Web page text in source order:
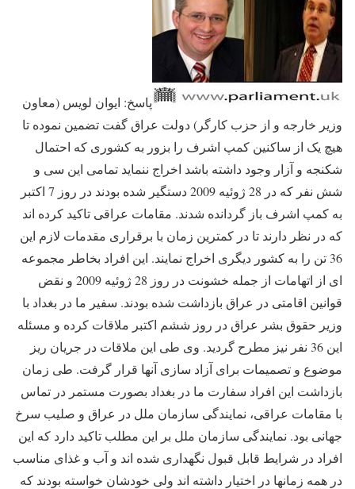
پاسخ: ایوان لویس (معاون
وزیر خارجه و از حزب کارگر) دولت عراق گفت تضمین نموده تا
هیچ یک از ساکنین کمپ اشرف را بزور به کشوری که احتمال
شکنجه و آزار وجود داشته باشد اخراج ننماید تمامی این سی و
شش نفر که در 28 ژوئیه 2009 دستگیر شده بودند در روز 7 اکتبر
به کمپ اشرف باز گردانده شدند. مقامات عراقی تاکید کرده اند
که در نظر دارند تا در کمترین زمان با برقراری مقدمات لازم این
36 تن را به کشور دیگری اخراج نمایند. این افراد بخاطر مجموعه
ای از اتهامات از جمله خشونت در روز 28 ژوئیه 2009 و نقض
قوانین اقامتی در عراق بازداشت شده بودند. سفیر ما در بغداد با
وزیر حقوق بشر عراق در روز ششم اکتبر ملاقات کرده و مسئله
این 36 نفر نیز مطرح گردید. وی طی این ملاقات در جریان ریز
موضوع و تصمیمات برای آزاد سازی آنها قرار گرفت. طی زمان
بازداشت این افراد سفارت ما در بغداد بصورت مستمر در تماس
با مقامات عراقی، نمایندگی سازمان ملل در عراق و صلیب سرخ
جهانی بود. نمایندگی سازمان ملل بر این مطلب تاکید دارد که این
افراد در شرایط قابل قبول نگهداری شده اند و آب و غذای مناسب
در همه زمانها در اختیار داشته اند ولی خودشان خواسته بودند که